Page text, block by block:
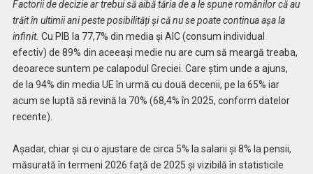
Factorii de decizie ar trebui să aibă tăria de a le spune românilor că au
trăit în ultimii ani peste posibilități și că nu se poate continua așa la
infinit. Cu PIB la 77,7% din media și AIC (consum individual
efectiv) de 89% din aceeași medie nu are cum să meargă treaba,
deoarece suntem pe calapodul Greciei. Care știm unde a ajuns,
de la 94% din media UE în urmă cu două decenii, pe la 65% iar
acum se luptă să revină la 70% (68,4% în 2025, conform datelor
recente).
Așadar, chiar și cu o ajustare de circa 5% la salarii și 8% la pensii,
măsurată în termeni 2026 față de 2025 și vizibilă în statisticile